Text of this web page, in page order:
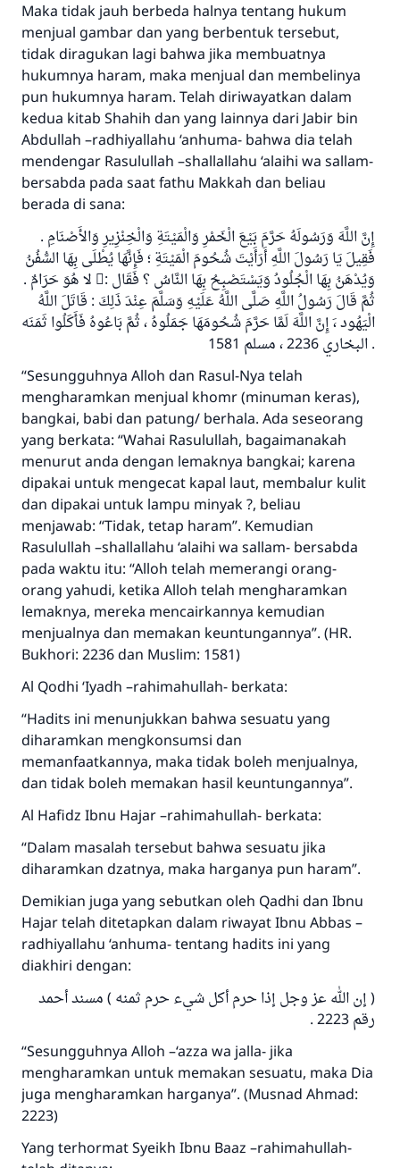
Maka tidak jauh berbeda halnya tentang hukum
menjual gambar dan yang berbentuk tersebut,
tidak diragukan lagi bahwa jika membuatnya
hukumnya haram, maka menjual dan membelinya
pun hukumnya haram. Telah diriwayatkan dalam
kedua kitab Shahih dan yang lainnya dari Jabir bin
Abdullah –radhiyallahu ‘anhuma- bahwa dia telah
mendengar Rasulullah –shallallahu ‘alaihi wa sallam-
bersabda pada saat fathu Makkah dan beliau
berada di sana:
إِنَّ اللَّهَ وَرَسُولَهُ حَرَّمَ بَيْعَ الْخَمْرِ وَالْمَيْتَةِ وَالْخِنْزِيرِ وَالأَصْنَامِ .
فَقِيلَ يَا رَسُولَ اللَّهِ أَرَأَيْتَ شُحُومَ الْمَيْتَةِ ؛ فَإِنَّهَا يُطْلَى بِهَا السُّفُنُ
وَيُدْهَنُ بِهَا الْجُلُودُ وَيَسْتَصْبِحُ بِهَا النَّاسُ ؟ فَقَال :َ لا هُوَ حَرَامٌ .
ثُمَّ قَالَ رَسُولُ اللَّهِ صَلَّى اللَّهُ عَلَيْهِ وَسَلَّمَ عِنْدَ ذَلِكَ : قَاتَلَ اللَّهُ
الْيَهُود ،َ إِنَّ اللَّهَ لَمَّا حَرَّمَ شُحُومَهَا جَمَلُوهُ ، ثُمَّ بَاعُوهُ فَأَكَلُوا ثَمَنَه
. البخاري 2236 ، مسلم 1581
“Sesungguhnya Alloh dan Rasul-Nya telah
mengharamkan menjual khomr (minuman keras),
bangkai, babi dan patung/ berhala. Ada seseorang
yang berkata: “Wahai Rasulullah, bagaimanakah
menurut anda dengan lemaknya bangkai; karena
dipakai untuk mengecat kapal laut, membalur kulit
dan dipakai untuk lampu minyak ?, beliau
menjawab: “Tidak, tetap haram”. Kemudian
Rasulullah –shallallahu ‘alaihi wa sallam- bersabda
pada waktu itu: “Alloh telah memerangi orang-
orang yahudi, ketika Alloh telah mengharamkan
lemaknya, mereka mencairkannya kemudian
menjualnya dan memakan keuntungannya”. (HR.
Bukhori: 2236 dan Muslim: 1581)
Al Qodhi ‘Iyadh –rahimahullah- berkata:
“Hadits ini menunjukkan bahwa sesuatu yang
diharamkan mengkonsumsi dan
memanfaatkannya, maka tidak boleh menjualnya,
dan tidak boleh memakan hasil keuntungannya”.
Al Hafidz Ibnu Hajar –rahimahullah- berkata:
“Dalam masalah tersebut bahwa sesuatu jika
diharamkan dzatnya, maka harganya pun haram”.
Demikian juga yang sebutkan oleh Qadhi dan Ibnu
Hajar telah ditetapkan dalam riwayat Ibnu Abbas –
radhiyallahu ‘anhuma- tentang hadits ini yang
diakhiri dengan:
( إن الله عز وجل إذا حرم أكل شيء حرم ثمنه ) مسند أحمد
رقم 2223 .
“Sesungguhnya Alloh –‘azza wa jalla- jika
mengharamkan untuk memakan sesuatu, maka Dia
juga mengharamkan harganya”. (Musnad Ahmad:
2223)
Yang terhormat Syeikh Ibnu Baaz –rahimahullah-
Jawaban no. 110845
menyelamatkan pernikahan.
Bantu kami dalam memberikan jawaban untuk umat
Rasulullah ﷺ bersabda
"Siapa yang menunjukkan suatu kebaikan,
meka dia akan mendapatkan pahala yang
MUSLIM, 1893